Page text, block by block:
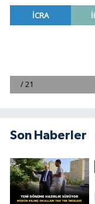
Son Haberler